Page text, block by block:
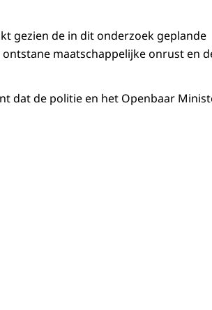
gezien de in dit onderzoek geplande
maatschappelijke onrust en
dat de politie en het Openbaar